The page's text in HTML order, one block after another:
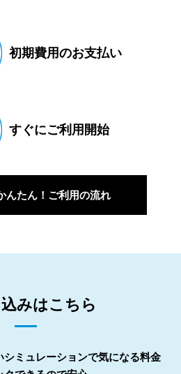
初期費用のお支払い
すぐにご利用開始
んたん！ご利用の流れ
みはこちら
シミュレーションで気になる料金